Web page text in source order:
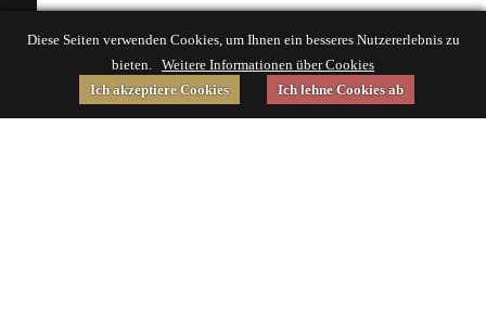
Diese Seiten verwenden Cookies, um Ihnen ein besseres Nutzererlebnis zu
bieten. Weitere Informationen über Cookies
Ich akzeptiere Cookies
Ich lehne Cookies ab